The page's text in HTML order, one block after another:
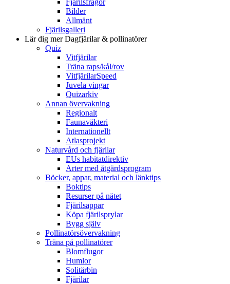
Bilder
Allmänt
Fjärilsgalleri
Lär dig merDagfjärilar & pollinatörer
Quiz
Vitfjärilar
Träna raps/kål/rov
VitfjärilarSpeed
Juvela vingar
Quizarkiv
Annan övervakning
Regionalt
Faunaväkteri
Internationellt
Atlasprojekt
Naturvård och fjärilar
EUs habitatdirektiv
Arter med åtgärdsprogram
Böcker, appar, material och länktips
Boktips
Resurser på nätet
Fjärilsappar
Köpa fjärilsprylar
Bygg själv
Pollinatörsövervakning
Träna på pollinatörer
Blomflugor
Humlor
Solitärbin
Fjärilar